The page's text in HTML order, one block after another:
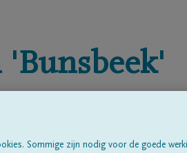
'Bunsbeek'
Sommige zijn nodig voor de goede